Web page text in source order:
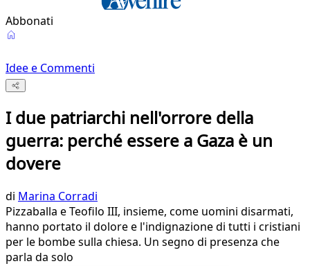
Abbonati
Idee e Commenti
I due patriarchi nell'orrore della
guerra: perché essere a Gaza è un
dovere
di Marina Corradi
Pizzaballa e Teofilo III, insieme, come uomini disarmati,
hanno portato il dolore e l'indignazione di tutti i cristiani
per le bombe sulla chiesa. Un segno di presenza che
parla da solo